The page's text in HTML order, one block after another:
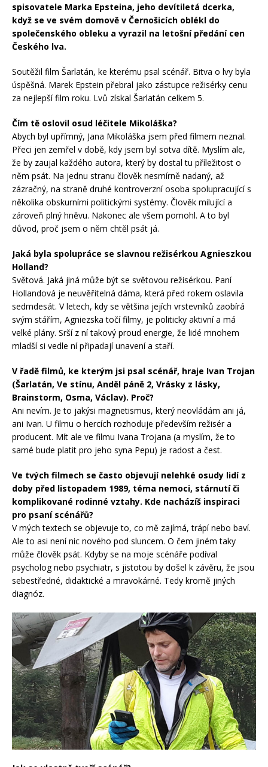
spisovatele Marka Epsteina, jeho devítiletá dcerka,
když se ve svém domově v Černošicích oblékl do
společenského obleku a vyrazil na letošní předání cen
Českého lva.
Soutěžil film Šarlatán, ke kterému psal scénář. Bitva o lvy byla
úspěšná. Marek Epstein přebral jako zástupce režisérky cenu
za nejlepší film roku. Lvů získal Šarlatán celkem 5.
Čím tě oslovil osud léčitele Mikoláška?
Abych byl upřímný, Jana Mikoláška jsem před filmem neznal.
Přeci jen zemřel v době, kdy jsem byl sotva dítě. Myslím ale,
že by zaujal každého autora, který by dostal tu příležitost o
něm psát. Na jednu stranu člověk nesmírně nadaný, až
zázračný, na straně druhé kontroverzní osoba spolupracující s
několika obskurními politickými systémy. Člověk milující a
zároveň plný hněvu. Nakonec ale všem pomohl. A to byl
důvod, proč jsem o něm chtěl psát já.
Jaká byla spolupráce se slavnou režisérkou Agnieszkou
Holland?
Světová. Jaká jiná může být se světovou režisérkou. Paní
Hollandová je neuvěřitelná dáma, která před rokem oslavila
sedmdesát. V letech, kdy se většina jejích vrstevníků zaobírá
svým stářím, Agniezska točí filmy, je politicky aktivní a má
velké plány. Srší z ní takový proud energie, že lidé mnohem
mladší si vedle ní připadají unavení a staří.
V řadě filmů, ke kterým jsi psal scénář, hraje Ivan Trojan
(Šarlatán, Ve stínu, Anděl páně 2, Vrásky z lásky,
Brainstorm, Osma, Václav). Proč?
Ani nevím. Je to jakýsi magnetismus, který neovládám ani já,
ani Ivan. U filmu o hercích rozhoduje především režisér a
producent. Mít ale ve filmu Ivana Trojana (a myslím, že to
samé bude platit pro jeho syna Pepu) je radost a čest.
Ve tvých filmech se často objevují nelehké osudy lidí z
doby před listopadem 1989, téma nemoci, stárnutí či
komplikované rodinné vztahy. Kde nacházíš inspiraci
pro psaní scénářů?
V mých textech se objevuje to, co mě zajímá, trápí nebo baví.
Ale to asi není nic nového pod sluncem. O čem jiném taky
může člověk psát. Kdyby se na moje scénáře podíval
psycholog nebo psychiatr, s jistotou by došel k závěru, že jsou
sebestředné, didaktické a mravokárné. Tedy kromě jiných
diagnóz.